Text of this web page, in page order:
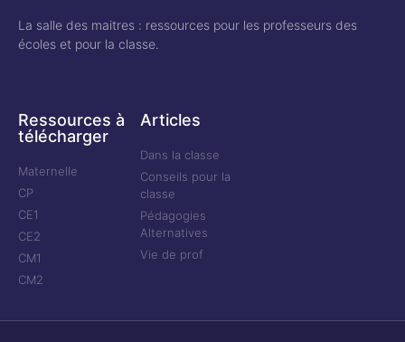
La salle des maitres : ressources pour les professeurs des
écoles et pour la classe.
Ressources à
télécharger
Maternelle
CP
CE1
CE2
CM1
CM2
Articles
Dans la classe
Conseils pour la
classe
Pédagogies
Alternatives
Vie de prof